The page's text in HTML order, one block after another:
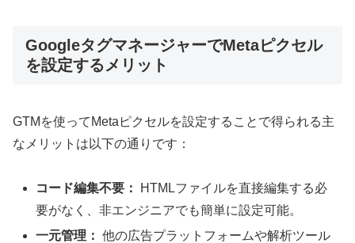
GoogleタグマネージャーでMetaピクセル
を設定するメリット
GTMを使ってMetaピクセルを設定することで得られる主
なメリットは以下の通りです：
コード編集不要：
HTMLファイルを直接編集する必
要がなく、非エンジニアでも簡単に設定可能。
一元管理： 他の広告プラットフォームや解析ツール